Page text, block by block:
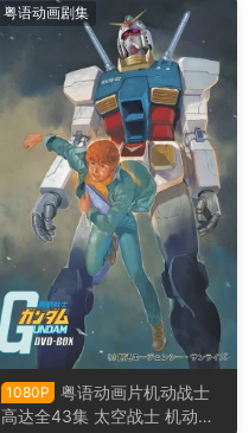
粤语动画剧集
1080P
粤语动画片机动战士
高达全43集 太空战士 机动战